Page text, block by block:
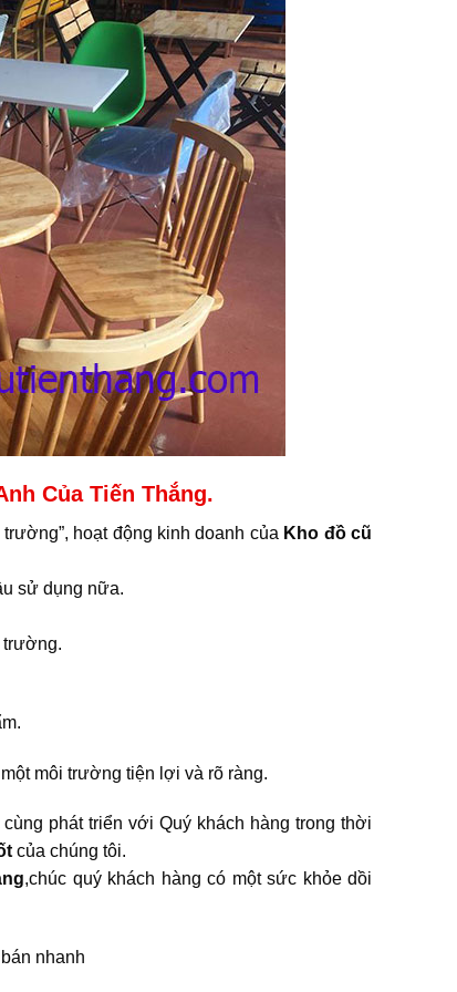
Của Tiến Thắng.
hoạt động kinh doanh của Kho đồ cũ
sử dụng nữa.
trường.
môi trường tiện lợi và rõ ràng.
phát triển với Quý khách hàng trong thời
của chúng tôi.
,chúc quý khách hàng có một sức khỏe dồi
nhanh